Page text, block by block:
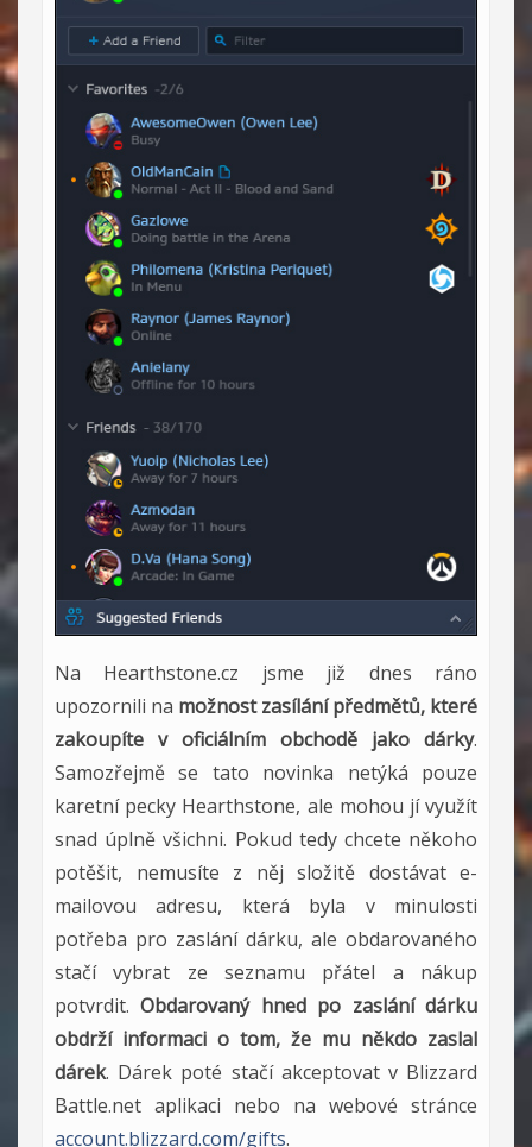
Na Hearthstone.cz jsme již dnes ráno
upozornili na možnost zasílání předmětů, které
zakoupíte v oficiálním obchodě jako dárky.
Samozřejmě se tato novinka netýká pouze
karetní pecky Hearthstone, ale mohou jí využít
snad úplně všichni. Pokud tedy chcete někoho
potěšit, nemusíte z něj složitě dostávat e-
mailovou adresu, která byla v minulosti
potřeba pro zaslání dárku, ale obdarovaného
stačí vybrat ze seznamu přátel a nákup
potvrdit.Obdarovaný hned po zaslání dárku
obdrží informaci o tom, že mu někdo zaslal
dárek. Dárek poté stačí akceptovat v Blizzard
Battle.net aplikaci nebo na webové stránce
account.blizzard.com/gifts.